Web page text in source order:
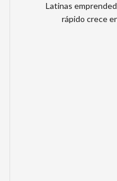
Latinas
rápido crece